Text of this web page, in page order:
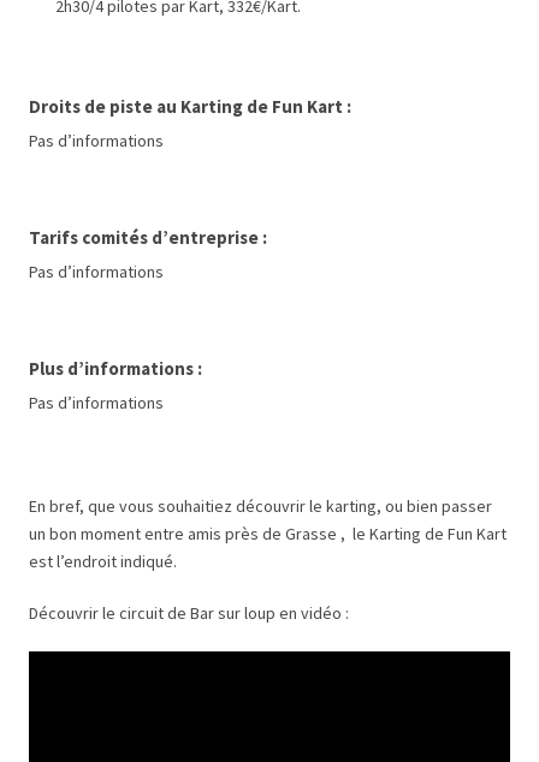
2h30/4 pilotes par Kart, 332€/Kart.
Droits de piste au Karting de Fun Kart :
Pas d’informations
Tarifs comités d’entreprise :
Pas d’informations
Plus d’informations :
Pas d’informations
En bref, que vous souhaitiez découvrir le karting, ou bien passer
un bon moment entre amis près de Grasse , le Karting de Fun Kart
est l’endroit indiqué.
Découvrir le circuit de Bar sur loup en vidéo :